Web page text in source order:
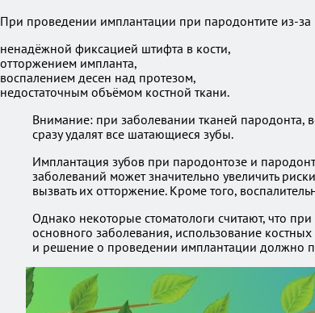
При проведении имплантации при пародонтите из-за
ненадёжной фиксацией штифта в кости,
отторжением импланта,
воспалением десен над протезом,
недостаточным объёмом костной ткани.
Внимание: при заболевании тканей пародонта,
сразу удалят все шатающиеся зубы.
Имплантация зубов при пародонтозе и
заболеваний может значительно увеличить
вызвать их отторжение. Кроме того,
Однако некоторые стоматологи считают, что
основного заболевания, использование
и решение о проведении имплантации должно